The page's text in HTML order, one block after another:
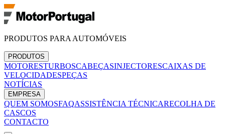
PRODUTOS PARA AUTOMÓVEIS
PRODUTOS
MOTORESTURBOSCABEÇASINJECTORESCAIXAS DE
VELOCIDADESPEÇAS
NOTÍCIAS
EMPRESA
QUEM SOMOSFAQASSISTÊNCIA TÉCNICARECOLHA DE
CASCOS
CONTACTO